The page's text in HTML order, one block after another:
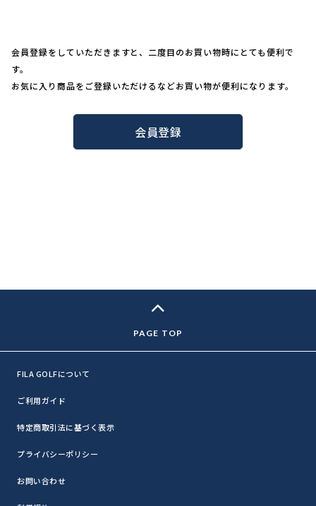
会員登録をしていただきますと、二度目のお買い物時にとても便利で
す。
お気に入り商品をご登録いただけるなどお買い物が便利になります。
会員登録
FILA GOLFについて
ご利用ガイド
特定商取引法に基づく表示
プライバシーポリシー
お問い合わせ